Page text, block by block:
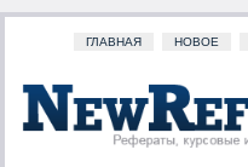
ГЛАВНАЯ НОВОЕ